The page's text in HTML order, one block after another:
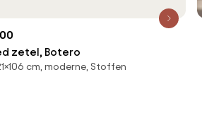
zetel, Botero
cm, moderne, Stoffen